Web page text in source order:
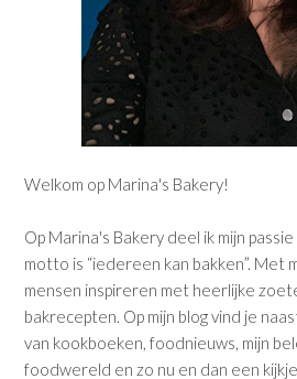
Welkom op Marina's Bakery!
Op Marina's Bakery deel ik mijn
motto is “iedereen kan bakken”. Met
mensen inspireren met heerlijke
bakrecepten. Op mijn blog vind je
van kookboeken, foodnieuws, mijn
foodwereld en zo nu en dan een